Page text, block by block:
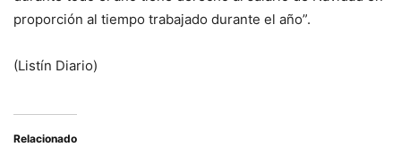
proporción al tiempo trabajado durante el año”.
(Listín Diario)
Relacionado